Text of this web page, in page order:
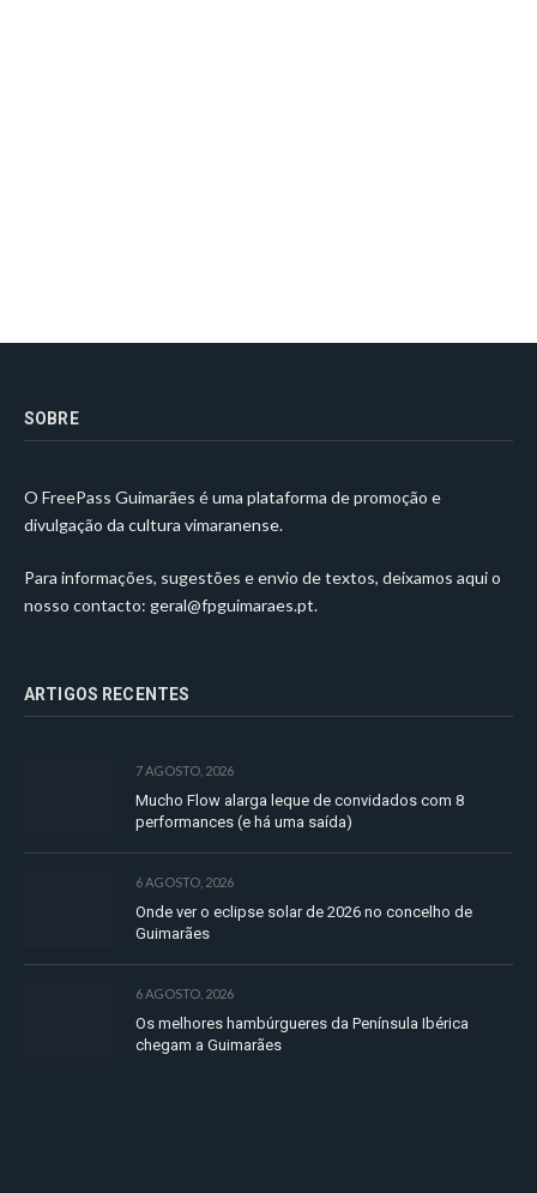
SOBRE
O FreePass Guimarães é uma plataforma de promoção e
divulgação da cultura vimaranense.
Para informações, sugestões e envio de textos, deixamos aqui o
nosso contacto: geral@fpguimaraes.pt.
ARTIGOS RECENTES
7 AGOSTO, 2026
Mucho Flow alarga leque de convidados com 8
performances (e há uma saída)
6 AGOSTO, 2026
Onde ver o eclipse solar de 2026 no concelho de
Guimarães
6 AGOSTO, 2026
Os melhores hambúrgueres da Península Ibérica
chegam a Guimarães